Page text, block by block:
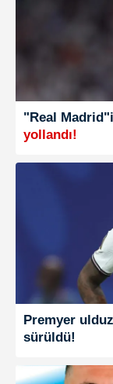
"Real
yollandı!
Premyer
sürüldü!